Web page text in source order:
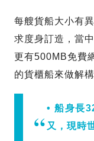
每艘貨船大小有
求度身訂造，當
更有500MB免費
的貨櫃船來做解構
• 船身長
又，現時